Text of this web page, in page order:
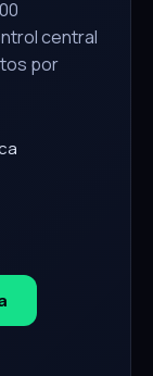
central
por